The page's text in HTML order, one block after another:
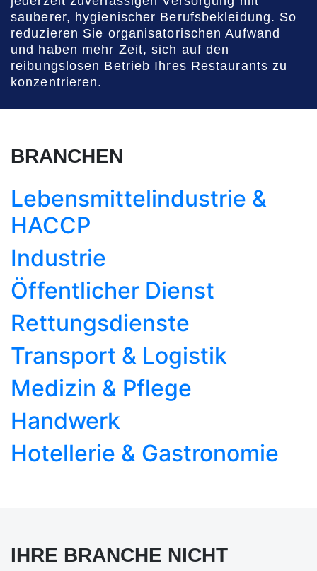
sauberer, hygienischer Berufsbekleidung. So
reduzieren Sie organisatorischen Aufwand
und haben mehr Zeit, sich auf den
reibungslosen Betrieb Ihres Restaurants zu
konzentrieren.
BRANCHEN
Lebensmittel­industrie &
HACCP
Industrie
Öffentlicher Dienst
Rettungsdienste
Transport & Logistik
Medizin & Pflege
Handwerk
Hotellerie & Gastronomie
IHRE BRANCHE NICHT